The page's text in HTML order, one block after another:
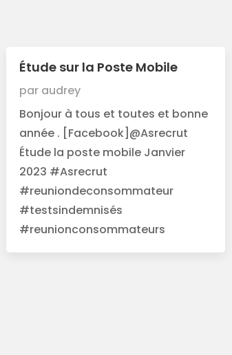
Étude sur la Poste Mobile
par audrey
Bonjour à tous et toutes et bonne
année . [Facebook]@Asrecrut
Étude la poste mobile Janvier
2023 #Asrecrut
#reuniondeconsommateur
#testsindemnisés
#reunionconsommateurs